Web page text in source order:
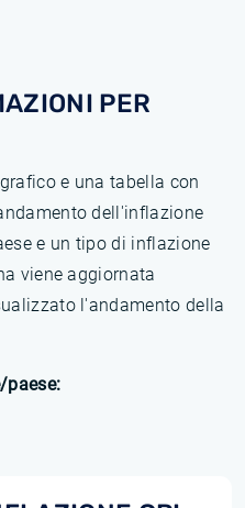
PER
e una tabella con
dell'inflazione
e un tipo di inflazione
viene aggiornata
l'andamento della
paese: